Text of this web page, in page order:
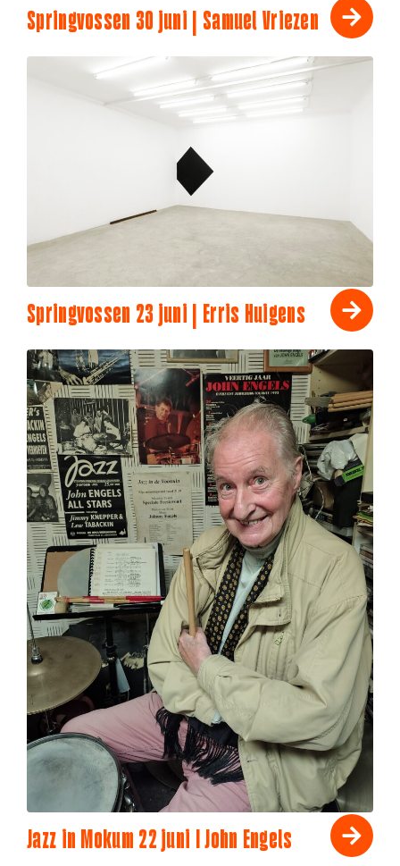
Springvossen 30 juni | Samuel Vriezen
Springvossen 23 juni | Erris Huigens
Jazz in Mokum 22 juni I John Engels